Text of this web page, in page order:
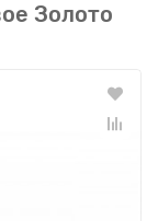
Золото